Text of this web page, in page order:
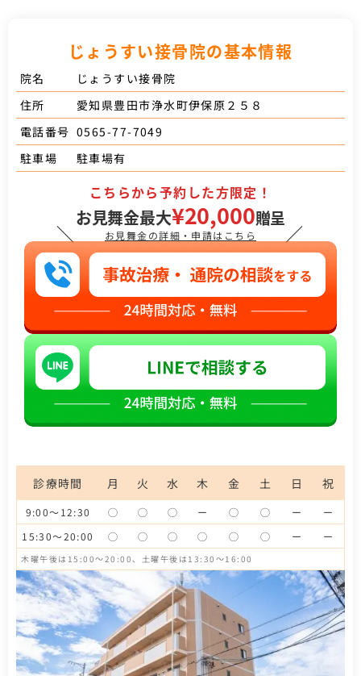
じょうすい接骨院の基本情報
院名
じょうすい接骨院
住所
愛知県豊田市浄水町伊保原２５８
電話番号 0565-77-7049
駐車場
駐車場有
＼
こちらから予約した方限定！
お見舞金最大¥20,000贈呈
お見舞金の詳細・申請はこちら ／
診療時間 月 火 水 木 金 土 日 祝
9:00～12:30 ◯ ◯ ◯ ー ◯ ◯ ー
ー
15:30～20:00
◯ ◯ ◯ ◯ ◯ ◯ ー ー
木曜午後は15:00～20:00、土曜午後は13:30～16:00